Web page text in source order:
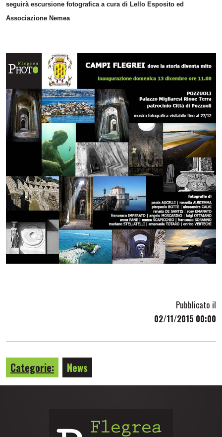
seguirà escursione fotografica a cura di Lello Esposito ed
Associazione Nemea
Pubblicato il
02/11/2015 00:00
Categorie: News